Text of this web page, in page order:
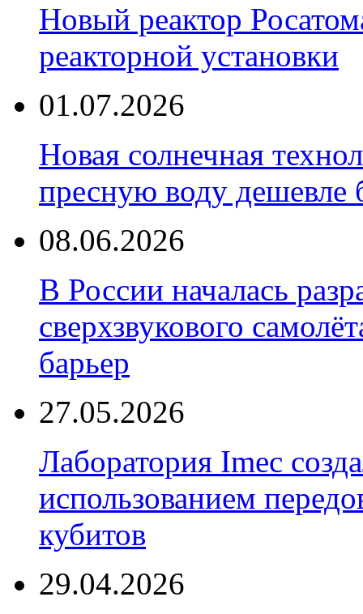
Новый реактор
реакторной установки
01.07.2026
Новая солнечная
пресную воду дешевле
08.06.2026
В России началась
сверхзвукового
барьер
27.05.2026
Лаборатория Imec
использованием
кубитов
29.04.2026